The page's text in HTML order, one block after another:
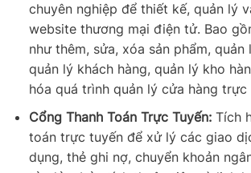
chuyên nghiệp để thiết kế, quản lý
website thương mại điện tử. Bao
như thêm, sửa, xóa sản phẩm, quản
quản lý khách hàng, quản lý kho
hóa quá trình quản lý cửa hàng trực
Cổng Thanh Toán Trực Tuyến:Tích
toán trực tuyến để xử lý các giao
dụng, thẻ ghi nợ, chuyển khoản